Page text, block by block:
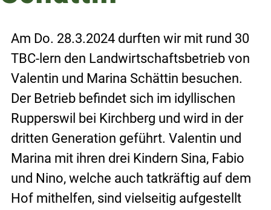
Am Do. 28.3.2024 durften wir mit rund 30
TBC-lern den Landwirtschaftsbetrieb von
Valentin und Marina Schättin besuchen.
Der Betrieb befindet sich im idyllischen
Rupperswil bei Kirchberg und wird in der
dritten Generation geführt. Valentin und
Marina mit ihren drei Kindern Sina, Fabio
und Nino, welche auch tatkräftig auf dem
Hof mithelfen, sind vielseitig aufgestellt